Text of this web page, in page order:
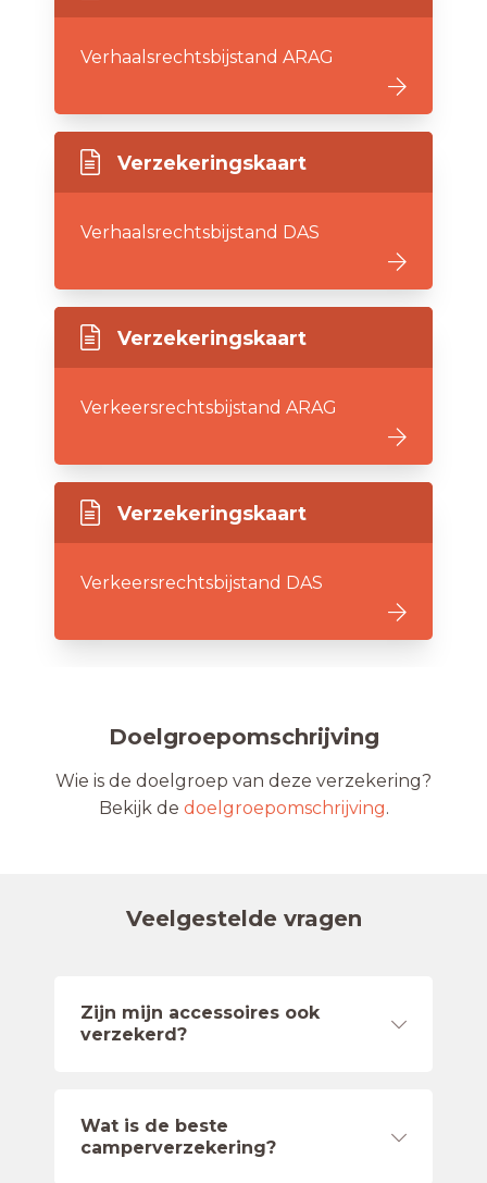
Verhaalsrechtsbijstand ARAG
Verzekeringskaart
Verhaalsrechtsbijstand DAS
Verzekeringskaart
Verkeersrechtsbijstand ARAG
Verzekeringskaart
Verkeersrechtsbijstand DAS
Doelgroepomschrijving
Wie is de doelgroep van deze verzekering?
Bekijk de doelgroepomschrijving.
Veelgestelde vragen
Zijn mijn accessoires ook
verzekerd?
Wat is de beste
camperverzekering?